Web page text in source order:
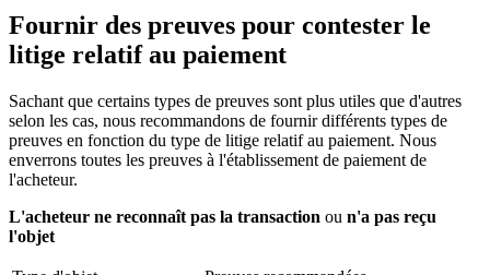
Fournir des preuves pour contester le
litige relatif au paiement
Sachant que certains types de preuves sont plus utiles que d'autres
selon les cas, nous recommandons de fournir différents types de
preuves en fonction du type de litige relatif au paiement. Nous
enverrons toutes les preuves à l'établissement de paiement de
l'acheteur.
L'acheteur ne reconnaît pas la transaction ou n'a pas reçu
l'objet